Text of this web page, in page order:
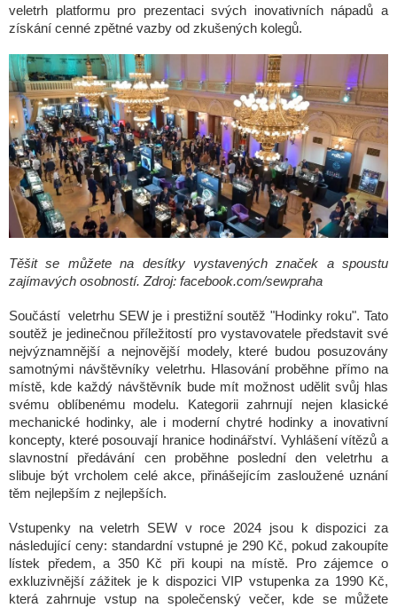
veletrh platformu pro prezentaci svých inovativních nápadů a
získání cenné zpětné vazby od zkušených kolegů.
Těšit se můžete na desítky vystavených značek a spoustu
zajímavých osobností. Zdroj: facebook.com/sewpraha
Součástí veletrhu SEW je i prestižní soutěž "Hodinky roku". Tato
soutěž je jedinečnou příležitostí pro vystavovatele představit své
nejvýznamnější a nejnovější modely, které budou posuzovány
samotnými návštěvníky veletrhu. Hlasování proběhne přímo na
místě, kde každý návštěvník bude mít možnost udělit svůj hlas
svému oblíbenému modelu. Kategorii zahrnují nejen klasické
mechanické hodinky, ale i moderní chytré hodinky a inovativní
koncepty, které posouvají hranice hodinářství. Vyhlášení vítězů a
slavnostní předávání cen proběhne poslední den veletrhu a
slibuje být vrcholem celé akce, přinášejícím zasloužené uznání
těm nejlepším z nejlepších.
Vstupenky na veletrh SEW v roce 2024 jsou k dispozici za
následující ceny: standardní vstupné je 290 Kč, pokud zakoupíte
lístek předem, a 350 Kč při koupi na místě. Pro zájemce o
exkluzivnější zážitek je k dispozici VIP vstupenka za 1990 Kč,
která zahrnuje vstup na společenský večer, kde se můžete